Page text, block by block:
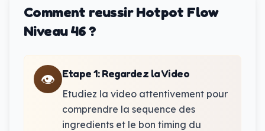
Comment reussir Hotpot Flow
Niveau 46 ?
👁️ Etape 1:Regardez la Video
Etudiez la video attentivement pour
comprendre la sequence des
ingredients et le bon timing du